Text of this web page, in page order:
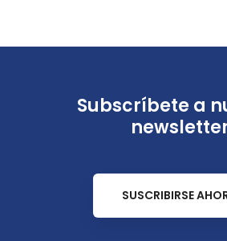
Subscríbete a
SUSCRIBIRSE